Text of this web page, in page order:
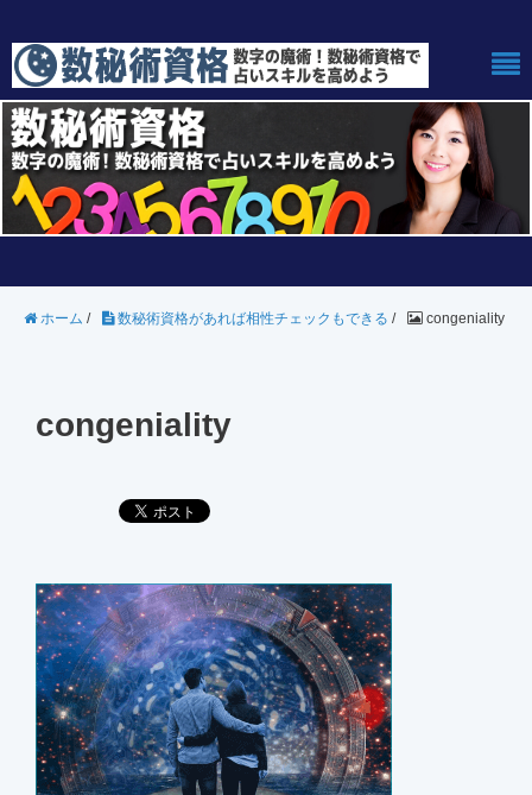
ホーム / 数秘術資格があれば相性チェックもできる / congeniality
congeniality